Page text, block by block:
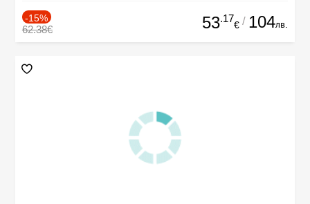
-15%
62.38€ 53.17
€ / 104лв.